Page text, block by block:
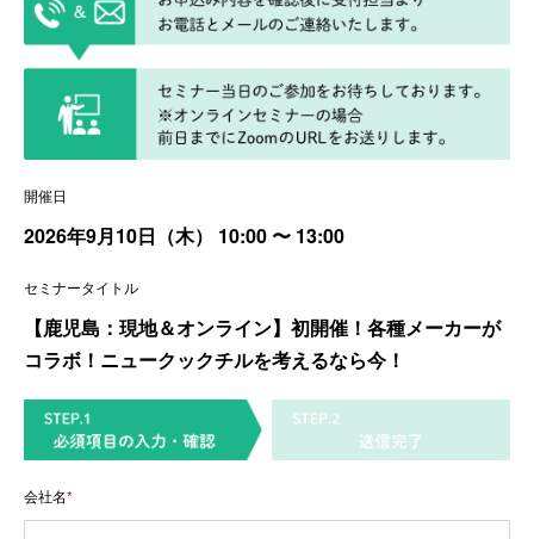
開催日
2026年9月10日（木） 10:00 〜 13:00
セミナータイトル
【鹿児島：現地＆オンライン】初開催！各種メーカーが
コラボ！ニュークックチルを考えるなら今！
会社名*